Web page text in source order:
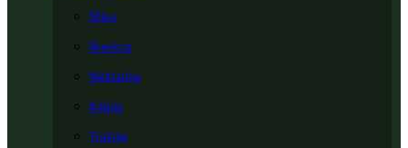
Šljiva
Breskva
Nektarina
Kajsija
Trešnja